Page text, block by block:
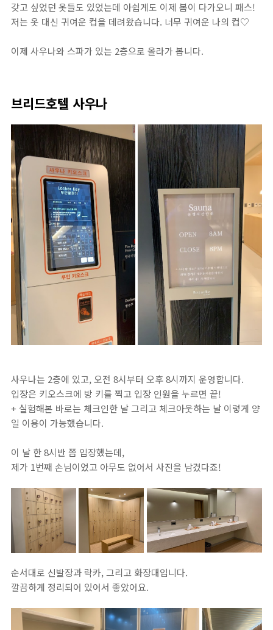
갖고 싶었던 옷들도 있었는데 아쉽게도 이제 봄이 다가오니 패스!
저는 옷 대신 귀여운 컵을 데려왔습니다. 너무 귀여운 나의 컵♡
이제 사우나와 스파가 있는 2층으로 올라가 봅니다.
브리드호텔 사우나
사우나는 2층에 있고, 오전 8시부터 오후 8시까지 운영합니다.
입장은 키오스크에 방 키를 찍고 입장 인원을 누르면 끝!
+ 실험해본 바로는 체크인한 날 그리고 체크아웃하는 날 이렇게 양
일 이용이 가능했습니다.
이 날 한 8시반 쯤 입장했는데,
제가 1번째 손님이었고 아무도 없어서 사진을 남겼다죠!
순서대로 신발장과 락카, 그리고 화장대입니다.
깔끔하게 정리되어 있어서 좋았어요.